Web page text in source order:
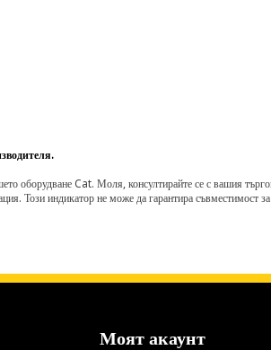
оборудване Cat. Моля, консултирайте се с вашия
Този индикатор не може да гарантира съвместимост
Моят акаунт